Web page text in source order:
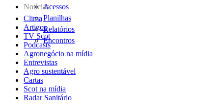
Acessos
Planilhas
Relatórios
Encontros
Notícias
Clima
Artigos
TV Scot
Podcasts
Agronegócio na mídia
Entrevistas
Agro sustentável
Cartas
Scot na mídia
Radar Sanitário